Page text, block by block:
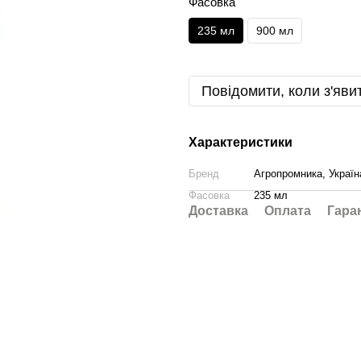
235 мл 900 мл
Повідомити, коли
Характеристики
Бренд
Агропромника,
Фасовка
235 мл
Доставка Оплата